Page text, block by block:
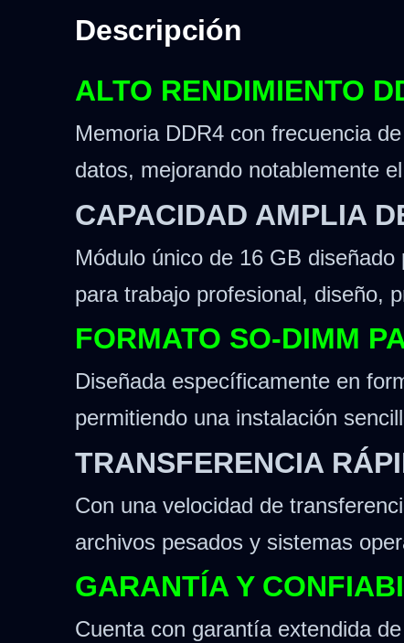
Descripción
ALTO RENDIMIENTO
Memoria DDR4 con frecuencia
datos, mejorando notablemente
CAPACIDAD AMPLIA
Módulo único de 16 GB
para trabajo profesional, diseño,
FORMATO SO-DIMM
Diseñada específicamente en
permitiendo una instalación
TRANSFERENCIA
Con una velocidad de
archivos pesados y sistemas
GARANTÍA Y
Cuenta con garantía extendida